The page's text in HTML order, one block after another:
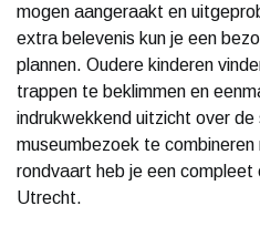
mogen aangeraakt en
extra belevenis kun je een
plannen. Oudere kinderen
trappen te beklimmen en
indrukwekkend uitzicht over
museumbezoek te
rondvaart heb je een compleet
Utrecht.